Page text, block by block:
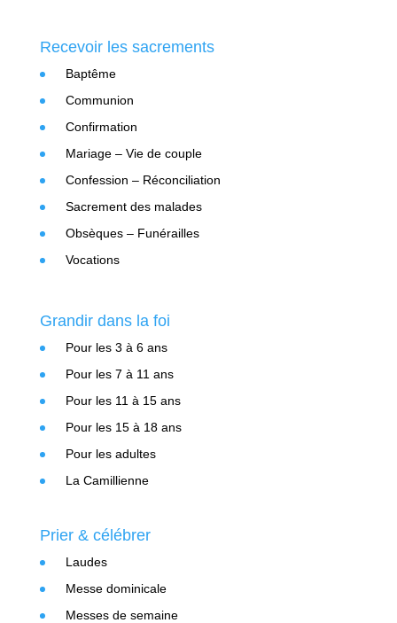
Recevoir les sacrements
Baptême
Communion
Confirmation
Mariage – Vie de couple
Confession – Réconciliation
Sacrement des malades
Obsèques – Funérailles
Vocations
Grandir dans la foi
Pour les 3 à 6 ans
Pour les 7 à 11 ans
Pour les 11 à 15 ans
Pour les 15 à 18 ans
Pour les adultes
La Camillienne
Prier & célébrer
Laudes
Messe dominicale
Messes de semaine